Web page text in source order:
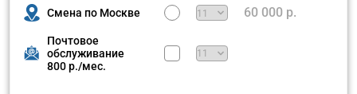
Смена по Москве 60 000 р.
Почтовое
обслуживание
800 р./мес.